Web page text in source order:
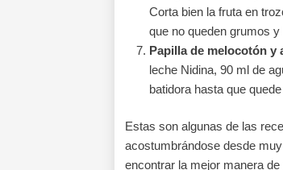
Corta bien la fruta en
que no queden grumos
Papilla de melocotón y
leche Nidina, 90 ml de
batidora hasta que
Estas son algunas de las
acostumbrándose desde
encontrar la mejor manera